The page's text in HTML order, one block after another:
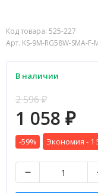
Код товара: 525-227
Арт. KS-9M-RG58W-SMA-F-
В наличии
2 596₽
1 058 ₽
-59% Экономия - 1